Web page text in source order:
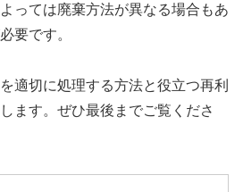
っては廃棄方法が異なる場合もあ
要です。
適切に処理する方法と役立つ再利
ます。ぜひ最後までご覧くださ